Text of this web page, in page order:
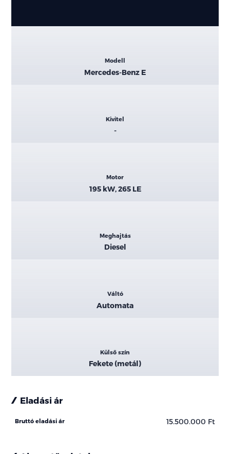
Modell
Mercedes-Benz E
Kivitel
-
Motor
195 kW, 265 LE
Meghajtás
Diesel
Váltó
Automata
Külső szín
Fekete (metál)
Eladási ár
Bruttó eladási ár 15.500.000 Ft